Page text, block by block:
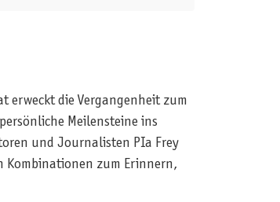
erweckt die Vergangenheit zum
Meilensteine ins
und Journalisten PIa Frey
Kombinationen zum Erinnern,